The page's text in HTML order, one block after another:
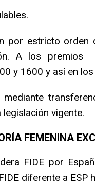
por estricto orden
A los premios
y 1600 y así en
vigente.
FEMENINA
FIDE por
diferente a ESP